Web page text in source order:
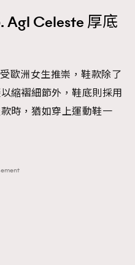
Agl Celeste 厚底
歐洲女生推崇，鞋款除了
縮褶細節外，鞋底則採用
時，猶如穿上運動鞋一